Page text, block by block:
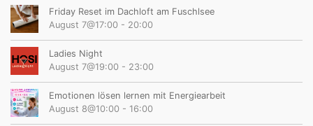
Friday Reset im Dachloft am Fuschlsee
August 7@17:00 - 20:00
Ladies Night
August 7@19:00 - 23:00
Emotionen lösen lernen mit Energiearbeit
August 8@10:00 - 16:00